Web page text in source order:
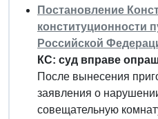
Постановление
конституционности
Российской
КС: суд вправе
После вынесения
заявления о
совещательную